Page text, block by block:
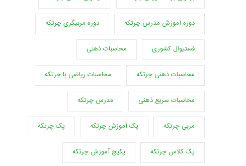
دوره آموزش مدرس چرتکه دوره مربیگری چرتکه
فستیوال کشوری محاسبات ذهنی
محاسبات ذهنی چرتکه محاسبات ریاضی با چرتکه
محاسبات سریع ذهنی مدرس چرتکه
مربی چرتکه پک آموزش چرتکه پک چرتکه
پک کلاس چرتکه پکیج آموزش چرتکه